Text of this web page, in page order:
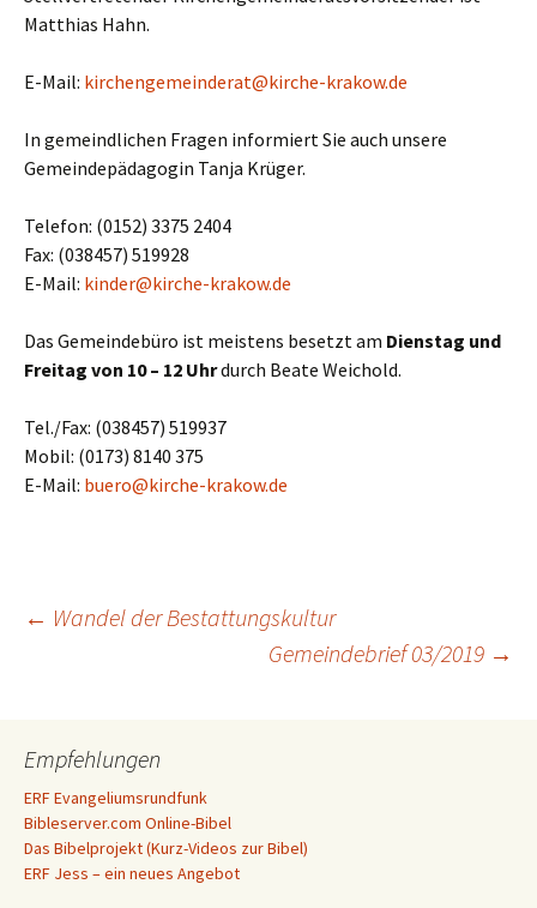
Matthias Hahn.
E-Mail: kirchengemeinderat@kirche-krakow.de
In gemeindlichen Fragen informiert Sie auch unsere
Gemeindepädagogin Tanja Krüger.
Telefon: (0152) 3375 2404
Fax: (038457) 519928
E-Mail: kinder@kirche-krakow.de
Das Gemeindebüro ist meistens besetzt am Dienstag und
Freitag von 10 – 12 Uhrdurch Beate Weichold.
Tel./Fax: (038457) 519937
Mobil: (0173) 8140 375
E-Mail: buero@kirche-krakow.de
Beitragsnavigation
← Wandel der Bestattungskultur
Gemeindebrief 03/2019 →
Empfehlungen
ERF Evangeliumsrundfunk
Bibleserver.com Online-Bibel
Das Bibelprojekt (Kurz-Videos zur Bibel)
ERF Jess – ein neues Angebot